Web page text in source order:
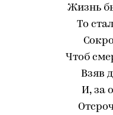
Жизнь
То
Чтоб
Взяв
И, за